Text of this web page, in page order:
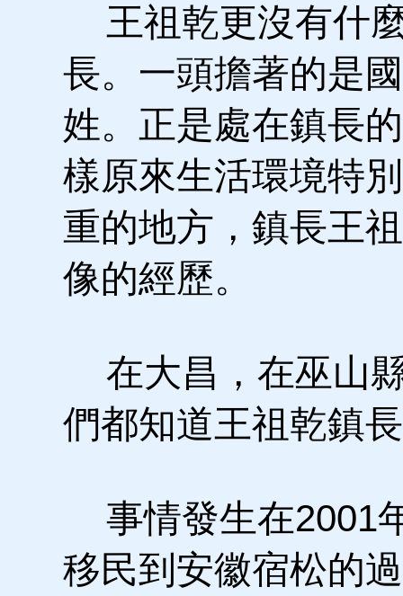
王祖乾更沒有什
長。一頭擔著的是
姓。正是處在鎮長
樣原來生活環境特
重的地方，鎮長王
像的經歷。
在大昌，在巫山
們都知道王祖乾鎮
事情發生在2001
移民到安徽宿松的